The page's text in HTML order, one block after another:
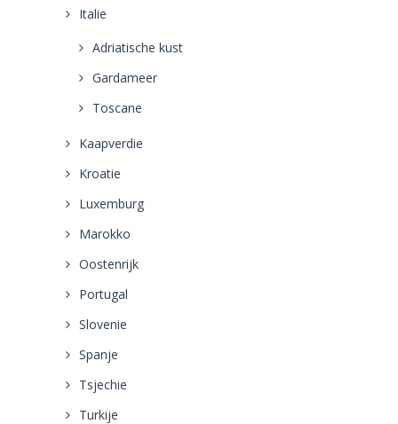
Italie
Adriatische kust
Gardameer
Toscane
Kaapverdie
Kroatie
Luxemburg
Marokko
Oostenrijk
Portugal
Slovenie
Spanje
Tsjechie
Turkije